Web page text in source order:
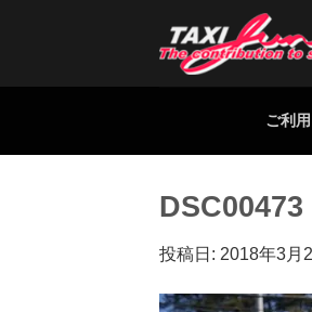
ご利
DSC00473
投稿日: 2018年3月